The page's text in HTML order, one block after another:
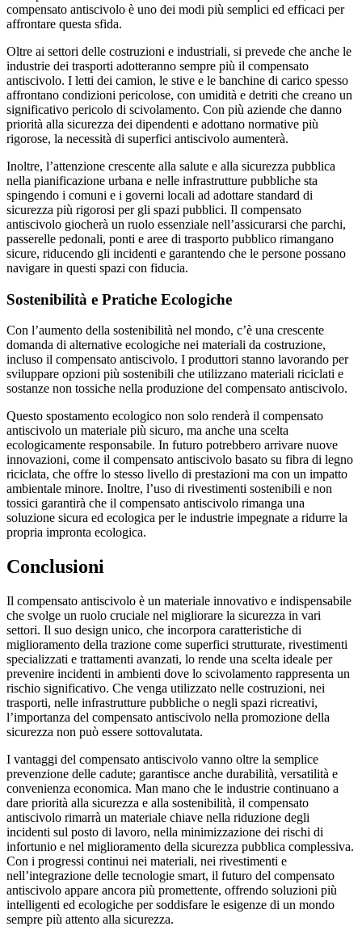
compensato antiscivolo è uno dei modi più semplici ed efficaci per
affrontare questa sfida.
Oltre ai settori delle costruzioni e industriali, si prevede che anche le
industrie dei trasporti adotteranno sempre più il compensato
antiscivolo. I letti dei camion, le stive e le banchine di carico spesso
affrontano condizioni pericolose, con umidità e detriti che creano un
significativo pericolo di scivolamento. Con più aziende che danno
priorità alla sicurezza dei dipendenti e adottano normative più
rigorose, la necessità di superfici antiscivolo aumenterà.
Inoltre, l’attenzione crescente alla salute e alla sicurezza pubblica
nella pianificazione urbana e nelle infrastrutture pubbliche sta
spingendo i comuni e i governi locali ad adottare standard di
sicurezza più rigorosi per gli spazi pubblici. Il compensato
antiscivolo giocherà un ruolo essenziale nell’assicurarsi che parchi,
passerelle pedonali, ponti e aree di trasporto pubblico rimangano
sicure, riducendo gli incidenti e garantendo che le persone possano
navigare in questi spazi con fiducia.
Sostenibilità e Pratiche Ecologiche
Con l’aumento della sostenibilità nel mondo, c’è una crescente
domanda di alternative ecologiche nei materiali da costruzione,
incluso il compensato antiscivolo. I produttori stanno lavorando per
sviluppare opzioni più sostenibili che utilizzano materiali riciclati e
sostanze non tossiche nella produzione del compensato antiscivolo.
Questo spostamento ecologico non solo renderà il compensato
antiscivolo un materiale più sicuro, ma anche una scelta
ecologicamente responsabile. In futuro potrebbero arrivare nuove
innovazioni, come il compensato antiscivolo basato su fibra di legno
riciclata, che offre lo stesso livello di prestazioni ma con un impatto
ambientale minore. Inoltre, l’uso di rivestimenti sostenibili e non
tossici garantirà che il compensato antiscivolo rimanga una
soluzione sicura ed ecologica per le industrie impegnate a ridurre la
propria impronta ecologica.
Conclusioni
Il compensato antiscivolo è un materiale innovativo e indispensabile
che svolge un ruolo cruciale nel migliorare la sicurezza in vari
settori. Il suo design unico, che incorpora caratteristiche di
miglioramento della trazione come superfici strutturate, rivestimenti
specializzati e trattamenti avanzati, lo rende una scelta ideale per
prevenire incidenti in ambienti dove lo scivolamento rappresenta un
rischio significativo. Che venga utilizzato nelle costruzioni, nei
trasporti, nelle infrastrutture pubbliche o negli spazi ricreativi,
l’importanza del compensato antiscivolo nella promozione della
sicurezza non può essere sottovalutata.
I vantaggi del compensato antiscivolo vanno oltre la semplice
prevenzione delle cadute; garantisce anche durabilità, versatilità e
convenienza economica. Man mano che le industrie continuano a
dare priorità alla sicurezza e alla sostenibilità, il compensato
antiscivolo rimarrà un materiale chiave nella riduzione degli
incidenti sul posto di lavoro, nella minimizzazione dei rischi di
infortunio e nel miglioramento della sicurezza pubblica complessiva.
Con i progressi continui nei materiali, nei rivestimenti e
nell’integrazione delle tecnologie smart, il futuro del compensato
antiscivolo appare ancora più promettente, offrendo soluzioni più
intelligenti ed ecologiche per soddisfare le esigenze di un mondo
sempre più attento alla sicurezza.